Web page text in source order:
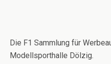
Die F1 Sammlung für
Modellsporthalle Dölzig.